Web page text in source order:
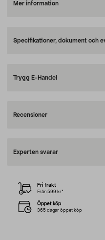
Mer information
Specifikationer, dokument och
Trygg E-Handel
Recensioner
Experten svarar
Fri frakt
Från 599 kr*
Öppet köp
365 dagar öppet köp